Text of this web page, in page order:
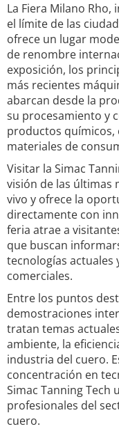
La Fiera Milano Rho,
el límite de las
ofrece un lugar
de renombre
exposición, los
más recientes
abarcan desde la
su procesamiento y
productos
materiales de
Visitar la Simac
visión de las últimas
vivo y ofrece la
directamente con
feria atrae a
que buscan
tecnologías actuales
comerciales.
Entre los puntos
demostraciones
tratan temas
ambiente, la
industria del cuero.
concentración en
Simac Tanning Tech
profesionales del
cuero.